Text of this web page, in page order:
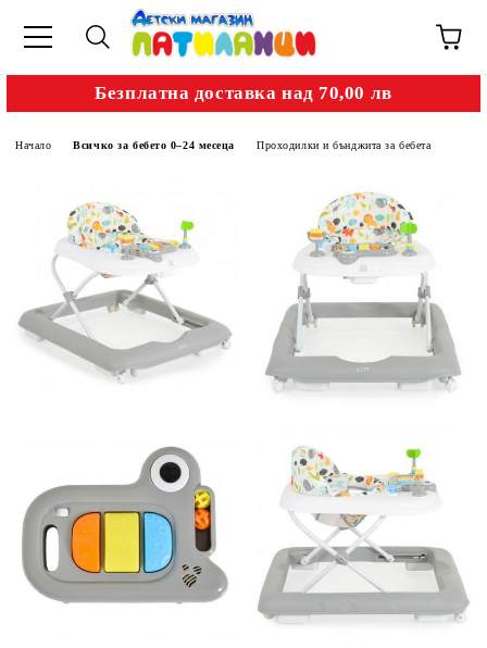
Безплатна доставка над 70,00 лв
Начало Всичко за бебето 0–24 месеца Проходилки и бънджита за бебета